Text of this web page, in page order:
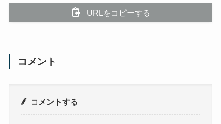
URLをコピーする
コメント
コメントする